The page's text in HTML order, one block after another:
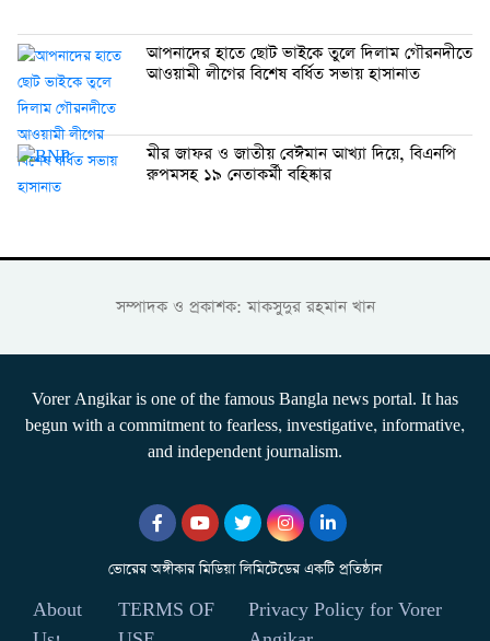
আপনাদের হাতে ছোট ভাইকে তুলে দিলাম গৌরনদীতে
আওয়ামী লীগের বিশেষ বর্ধিত সভায় হাসানাত
মীর জাফর ও জাতীয় বেঈমান আখ্যা দিয়ে, বিএনপি
রুপমসহ ১৯ নেতাকর্মী বহিষ্কার
সম্পাদক ও প্রকাশক: মাকসুদুর রহমান খান
Vorer Angikar is one of the famous Bangla news portal. It has
begun with a commitment to fearless, investigative, informative,
and independent journalism.
ভোরের অঙ্গীকার মিডিয়া লিমিটেডের একটি প্রতিষ্ঠান
About
TERMS OF
Privacy Policy for Vorer